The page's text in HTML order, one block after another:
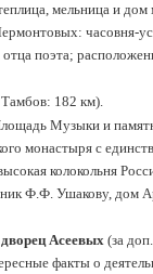
мельница и
часовня-
поэта;
182 км).
Музыки и
монастыря с
колокольня
Ф.Ф. Ушакову, дом
Асеевых (за
факты о